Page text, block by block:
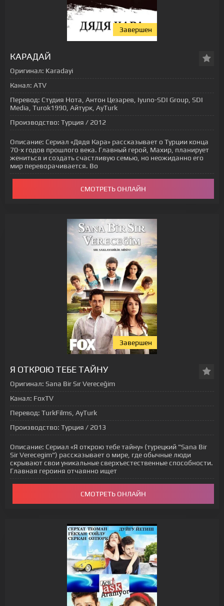
Завершен
КАРАДАЙ
Оригинал: Karadayi
Канал: ATV
Перевод: Студия Нота, Антон Цезарев, Iyuno-SDI Group, SDI
Media, Turok1990, Айтурк, AyTurk
Производство: Турция / 2012
Описание: Сериал «Дядя Кара» рассказывает о Турции конца
70-х годов прошлого века. Главный герой, Махир, планирует
жениться и создать счастливую семью, но неожиданно его
мир переворачивается. Во
СМОТРЕТЬ ОНЛАЙН
Завершен
Я ОТКРОЮ ТЕБЕ ТАЙНУ
Оригинал: Sana Bir Sır Vereceğim
Канал: FoxTV
Перевод: TurkFilms, AyTurk
Производство: Турция / 2013
Описание: Сериал «Я открою тебе тайну» (турецкий "Sana Bir
Sir Verecegim") рассказывает о мире, где обычные люди
скрывают свои уникальные сверхъестественные способности.
Главная героиня отчаянно ищет
СМОТРЕТЬ ОНЛАЙН